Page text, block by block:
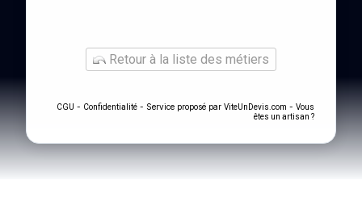
Retour à la liste des métiers
CGU - Confidentialité - Service proposé par ViteUnDevis.com - Vous
êtes un artisan ?